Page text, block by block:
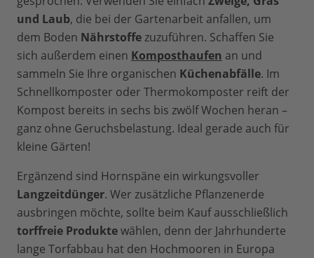
und Laub, die bei der Gartenarbeit anfallen, um
dem Boden Nährstoffezuzuführen. Schaffen Sie
sich außerdem einen Komposthaufen an und
sammeln Sie Ihre organischen Küchenabfälle. Im
Schnellkomposter oder Thermokomposter reift der
Kompost bereits in sechs bis zwölf Wochen heran –
ganz ohne Geruchsbelastung. Ideal gerade auch für
kleine Gärten!
Ergänzend sind Hornspäne ein wirkungsvoller
Langzeitdünger. Wer zusätzliche Pflanzenerde
ausbringen möchte, sollte beim Kauf ausschließlich
torffreie Produktewählen, denn der Jahrhunderte
lange Torfabbau hat den Hochmooren in Europa